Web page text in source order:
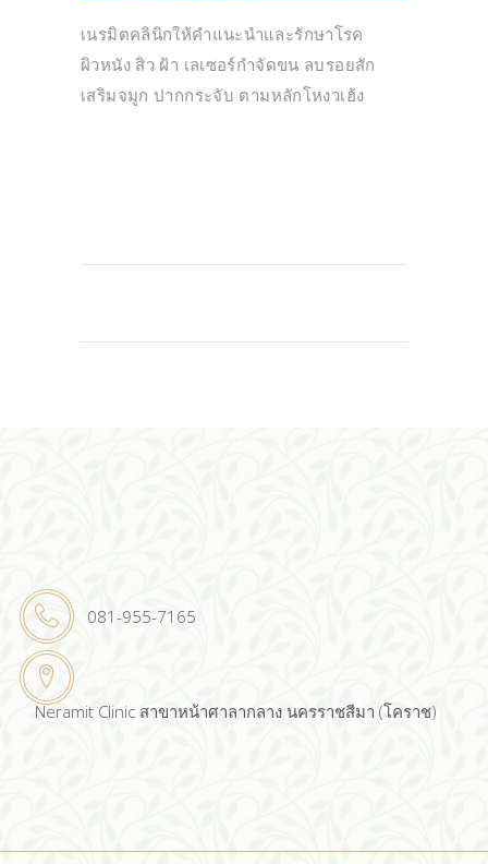
เนรมิตคลินิกให้คำแนะนำและรักษาโรค
ผิวหนัง สิว ฝ้า เลเซอร์กำจัดขน ลบรอยสัก
เสริมจมูก ปากกระจับ ตามหลักโหงวเฮ้ง
081-955-7165
Neramit Clinic สาขาหน้าศาลากลาง นครราชสีมา (โคราช)